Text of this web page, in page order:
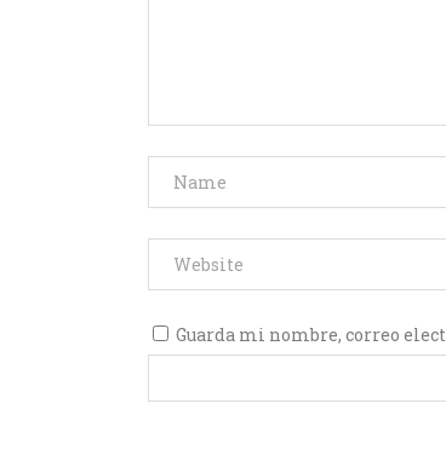
Guarda mi nombre, correo